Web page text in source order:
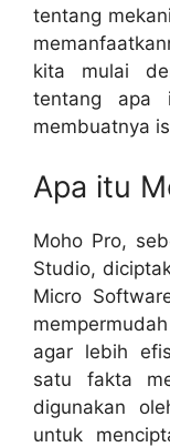
tentang
kita mulai
tentang apa
membuatnya
Apa itu
Moho Pro,
Studio,
Micro
agar lebih
satu fakta
digunakan
untuk